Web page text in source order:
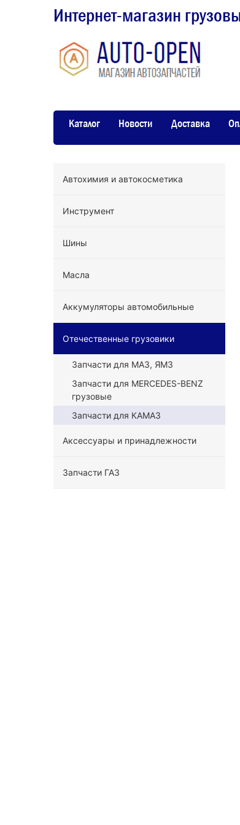
Интернет-магазин
Каталог Новости Доставка
Автохимия и автокосметика
Инструмент
Шины
Масла
Аккумуляторы автомобильные
Отечественные грузовики
Запчасти для МАЗ, ЯМЗ
Запчасти для MERCEDES-BENZ
грузовые
Запчасти для КАМАЗ
Аксессуары и принадлежности
Запчасти ГАЗ